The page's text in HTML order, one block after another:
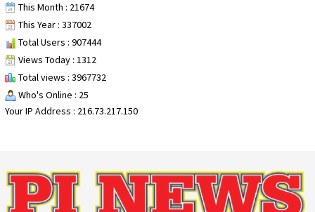
This Month : 21674
This Year : 337002
Total Users : 907444
Views Today : 1312
Total views : 3967732
Who's Online : 25
Your IP Address : 216.73.217.150